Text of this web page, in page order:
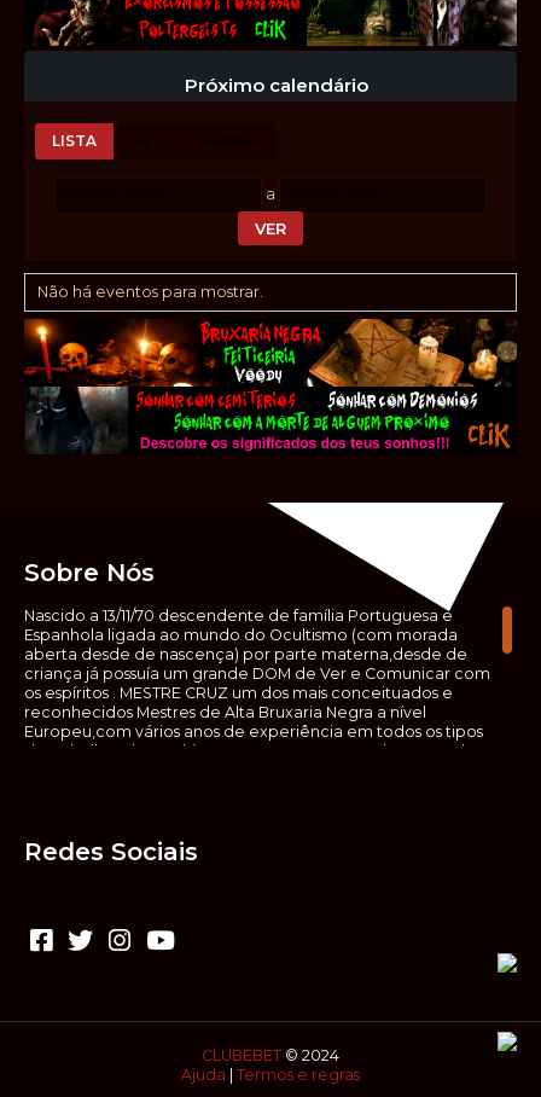
Próximo calendário
LISTA MÊS SEMANA
a
Não há eventos para mostrar.
Sobre Nós
Nascido a 13/11/70 descendente de família Portuguesa e
Espanhola ligada ao mundo do Ocultismo (com morada
aberta desde de nascença) por parte materna,desde de
criança já possuía um grande DOM de Ver e Comunicar com
os espíritos . MESTRE CRUZ um dos mais conceituados e
reconhecidos Mestres de Alta Bruxaria Negra a nível
Europeu,com vários anos de experiência em todos os tipos
de trabalhos de Ocultismo. Escreveu os seus saberes ocultos
não o faça sem precauções e sem possuir a devida
poderão causar danos. Consultai por isso sempre um
(médium) conhecedor, quando se trata de fazer trabalhos
Redes Sociais
CLUBEBET © 2024
Ajuda
Termos e regras